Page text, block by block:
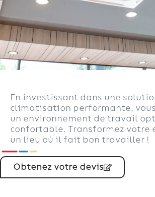
En investissant dans une
climatisation performante,
un environnement de travail
confortable. Transformez votre
un lieu où il fait bon travailler !
Obtenez votre devis